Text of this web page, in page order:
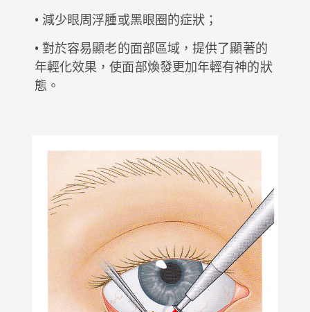
• 減少眼周浮腫或黑眼圈的症狀；
• 對於容易顯老的面部區域，提供了顯著的
年輕化效果，使面部煥發更加年輕有神的狀
態。